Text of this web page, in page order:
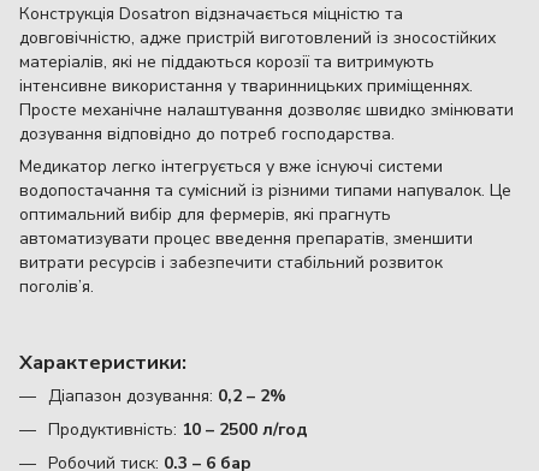
Конструкція Dosatron відзначається міцністю та
довговічністю, адже пристрій виготовлений із зносостійких
матеріалів, які не піддаються корозії та витримують
інтенсивне використання у тваринницьких приміщеннях.
Просте механічне налаштування дозволяє швидко змінювати
дозування відповідно до потреб господарства.
Медикатор легко інтегрується у вже існуючі системи
водопостачання та сумісний із різними типами напувалок. Це
оптимальний вибір для фермерів, які прагнуть
автоматизувати процес введення препаратів, зменшити
витрати ресурсів і забезпечити стабільний розвиток
поголів’я.
Характеристики:
Діапазон дозування: 0,2 – 2%
Продуктивність: 10 – 2500 л/год
Робочий тиск: 0.3 – 6 бар